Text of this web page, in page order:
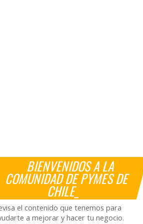
BIENVENIDOS A LA
COMUNIDAD DE PYMES DE
CHILE_
el contenido que tenemos para
a mejorar y hacer tu negocio.